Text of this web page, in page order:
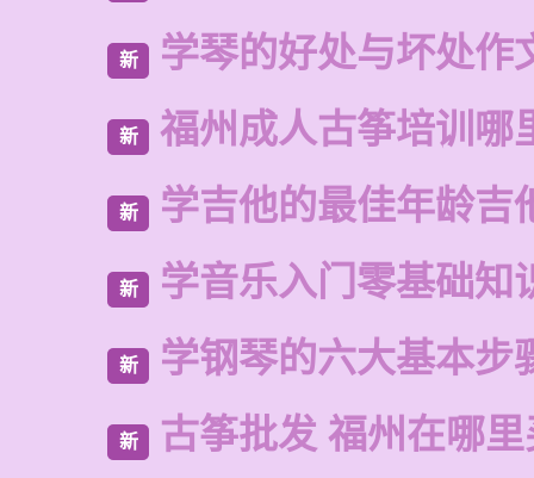
新 学琴的好处与坏处作
新 福州成人古筝培训哪
新 学吉他的最佳年龄吉
新 学音乐入门零基础知
新 学钢琴的六大基本步
新 古筝批发 福州在哪